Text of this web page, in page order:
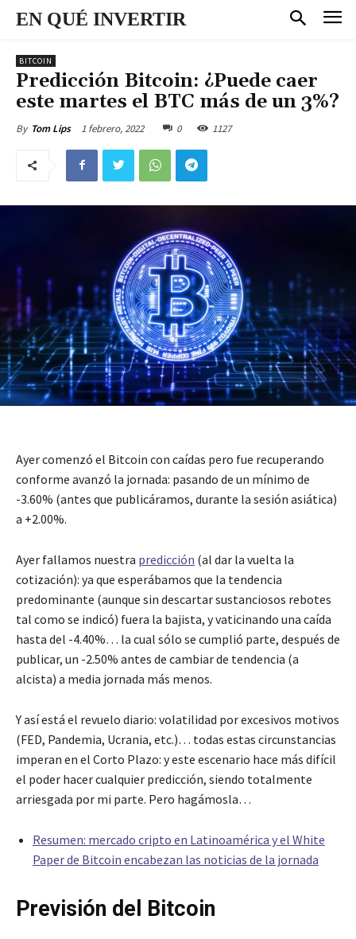
EN QUÉ INVERTIR
BITCOIN
Predicción Bitcoin: ¿Puede caer
este martes el BTC más de un 3%?
By Tom Lips 1 febrero, 2022 0 1127
Ayer comenzó el Bitcoin con caídas pero fue recuperando
conforme avanzó la jornada: pasando de un mínimo de
-3.60% (antes que publicáramos, durante la sesión asiática)
a +2.00%.
Ayer fallamos nuestra predicción (al dar la vuelta la
cotización): ya que esperábamos que la tendencia
predominante (aunque sin descartar sustanciosos rebotes
tal como se indicó) fuera la bajista, y vaticinando una caída
hasta del -4.40%… la cual sólo se cumplió parte, después de
publicar, un -2.50% antes de cambiar de tendencia (a
alcista) a media jornada más menos.
Y así está el revuelo diario: volatilidad por excesivos motivos
(FED, Pandemia, Ucrania, etc.)… todas estas circunstancias
imperan en el Corto Plazo: y este escenario hace más difícil
el poder hacer cualquier predicción, siendo totalmente
arriesgada por mi parte. Pero hagámosla…
Resumen: mercado cripto en Latinoamérica y el White
Paper de Bitcoin encabezan las noticias de la jornada
Previsión del Bitcoin